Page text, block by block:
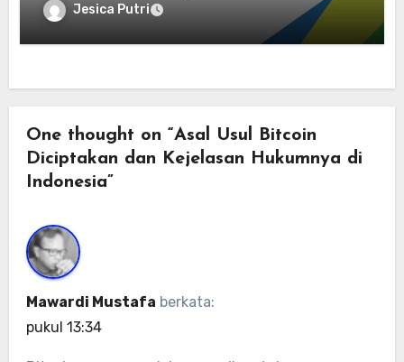
Jesica Putri
One thought on “Asal Usul Bitcoin
Diciptakan dan Kejelasan Hukumnya di
Indonesia”
Mawardi Mustafa berkata:
pukul 13:34